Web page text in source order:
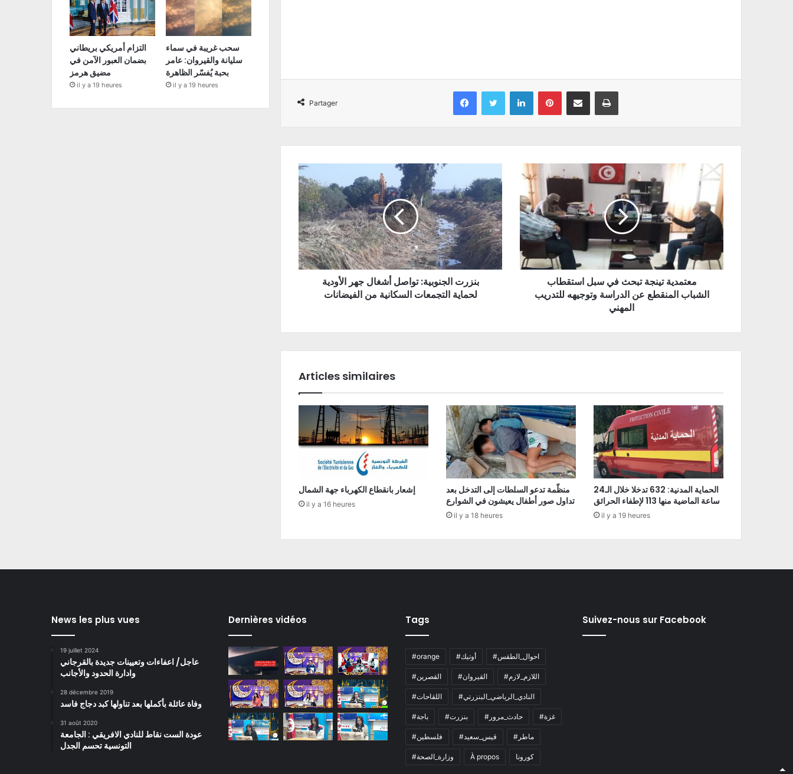
Partager
Facebook Twitter Linkedin Pinterest Partager par email Imprimer
بنزرت الجنوبية: تواصل أشغال جهر الأودية
لحماية التجمعات السكانية من الفيضانات
معتمدية تينجة تبحث في سبل استقطاب
الشباب المنقطع عن الدراسة وتوجيهه للتدريب
المهني
Articles similaires
إشعار بانقطاع الكهرباء جهة الشمال
il y a 16 heures
منظّمة تدعو السلطات إلى التدخل بعد
تداول صور أطفال يعيشون في الشوارع
il y a 18 heures
الحماية المدنية: 632 تدخلا خلال الـ24
ساعة الماضية منها 113 لإطفاء الحرائق
il y a 19 heures
التزام أمريكي بريطاني
بضمان العبور الآمن في
مضيق هرمز
il y a 19 heures
سحب غريبة في سماء
سليانة والقيروان: عامر
بحبة يُفسّر الظاهرة
il y a 19 heures
News les plus vues
19 juillet 2024
عاجل/ اعفاءات وتعيينات جديدة بالقرجاني
وادارة الحدود والأجانب
28 décembre 2019
وفاة عائلة بأكملها بعد تناولها كبد دجاج فاسد
31 août 2020
عودة الست نقاط للنادي الافريقي : الجامعة
التونسية تحسم الجدل
Dernières vidéos Tags
#orange #أوتيك #احوال_الطقس
#القصرين #القيروان #اللازم_لازم
#اللقاحات #النادي_الرياضي_البنزرتي
#باجة #بنزرت #حادث_مرور #غزة
#فلسطين #قيس_سعيد #ماطر
#وزارة_الصحة À propos كورونا
Suivez-nous sur Facebook